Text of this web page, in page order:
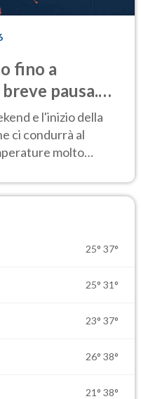
fino a
pausa.
e l'inizio della
ci condurrà al
molto
25° 37°
25° 31°
23° 37°
26° 38°
21° 38°